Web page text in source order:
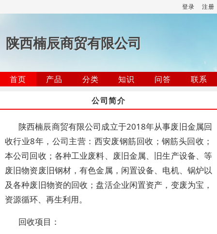
登录 注册
陕西楠辰商贸有限公司
首页 产品 分类 知识 问答
联系
公司简介
陕西楠辰商贸有限公司成立于2018年从事废旧金属回
收行业8年，公司主营：西安废钢筋回收；钢筋头回收；
本公司回收；各种工业废料、废旧金属、旧生产设备、等
废旧物资废旧钢材，有色金属，闲置设备、电机、锅炉以
及各种废旧物资的回收；盘活企业闲置资产，变废为宝，
资源循环、再生利用。
回收项目：